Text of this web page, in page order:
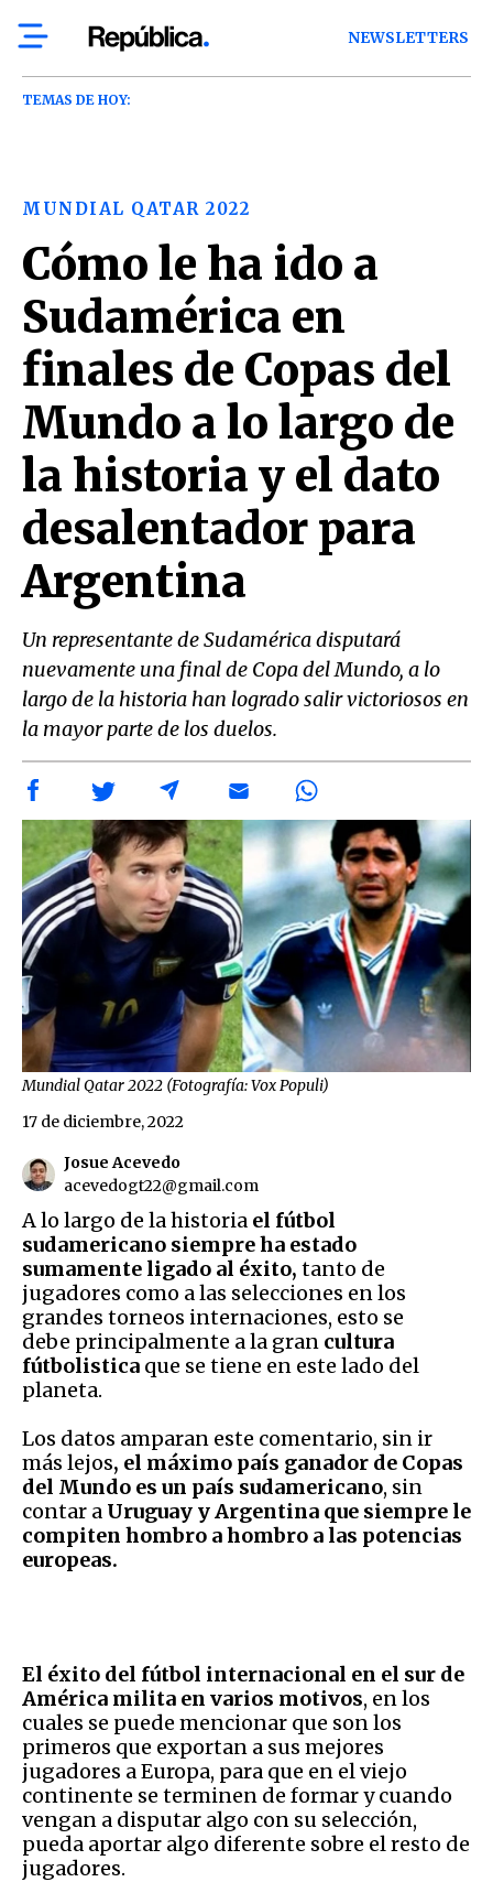
NEWSLETTERS
TEMAS DE HOY:
MUNDIAL QATAR 2022
Cómo le ha ido a
Sudamérica en
finales de Copas del
Mundo a lo largo de
la historia y el dato
desalentador para
Argentina
Un representante de Sudamérica disputará
nuevamente una final de Copa del Mundo, a lo
largo de la historia han logrado salir victoriosos en
la mayor parte de los duelos.
Mundial Qatar 2022 (Fotografía: Vox Populi)
Josue Acevedo
acevedogt22@gmail.com
17 de diciembre, 2022
A lo largo de la historia el fútbol
sudamericano siempre ha estado
sumamente ligado al éxito, tanto de
jugadores como a las selecciones en los
grandes torneos internaciones, esto se
debe principalmente a la gran cultura
fútbolistica que se tiene en este lado del
planeta.
Los datos amparan este comentario, sin ir
más lejos, el máximo país ganador de Copas
del Mundo es un país sudamericano, sin
contar a Uruguay y Argentina que siempre le
compiten hombro a hombro a las potencias
europeas.
El éxito del fútbol internacional en el sur de
América milita en varios motivos, en los
cuales se puede mencionar que son los
primeros que exportan a sus mejores
jugadores a Europa, para que en el viejo
continente se terminen de formar y cuando
vengan a disputar algo con su selección,
pueda aportar algo diferente sobre el resto de
jugadores.